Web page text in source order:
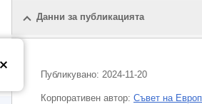
Данни за публикацията
Публикувано: 2024-11-20
Корпоративен aвтор: Съвет на